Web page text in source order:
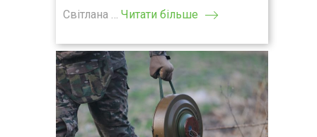
Світлана … Читати більше